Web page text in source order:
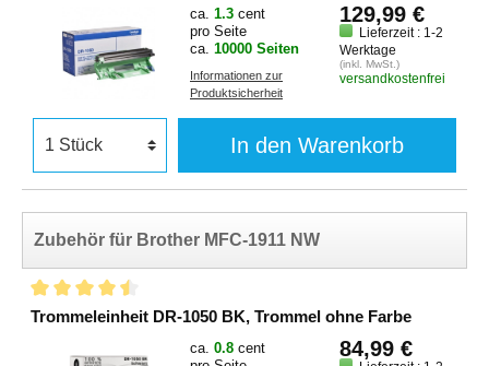
ca. 1.3 cent
pro Seite
ca. 10000 Seiten
Informationen zur
Produktsicherheit
129,99 €
Lieferzeit : 1-2
Werktage
(inkl. MwSt.)
versandkostenfrei
In den Warenkorb
Zubehör für Brother MFC-1911 NW
Trommeleinheit DR-1050 BK, Trommel ohne Farbe
ca. 0.8 cent
84,99 €